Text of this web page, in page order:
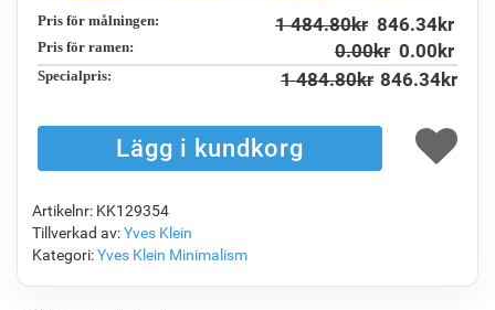
F5130-234
1 408.47kr
F5429-258 F3013-236
1 037.39kr
F1823-204
1 098.64kr
F8645-298
1 831.06kr
F6537-236
971.38kr
F7034-298
1 361.49
Pris för målningen: 1 484.80kr 846.34kr
Pris för ramen: 0.00kr 0.00 kr
Specialpris: 1 484.80kr 846.34kr
Artikelnr: KK129354
Tillverkad av:Yves Klein
Kategori:Yves Klein Minimalism